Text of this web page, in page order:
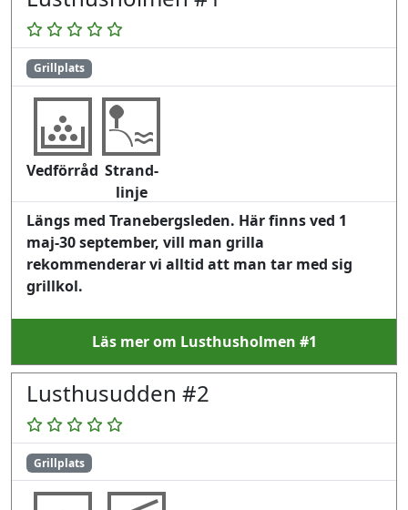
Grillplats
Vedförråd Strand-
linje
Längs med Tranebergsleden. Här finns ved 1
maj-30 september, vill man grilla
rekommenderar vi alltid att man tar med sig
grillkol.
Läs mer om Lusthusholmen #1
Lusthusudden #2
Grillplats